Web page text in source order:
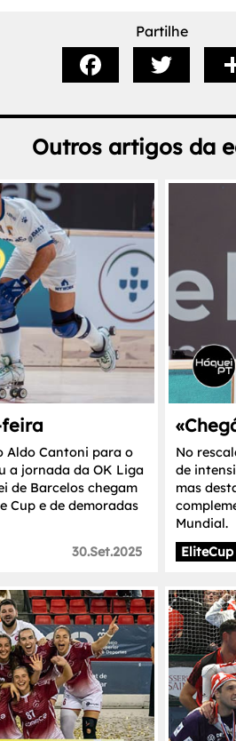
Partilhe
Outros artigos da
Aldo Cantoni para o
a jornada da OK Liga
de Barcelos chegam
Cup e de demoradas
30.Set.2025
No
de
mas
Mundial.
EliteCup